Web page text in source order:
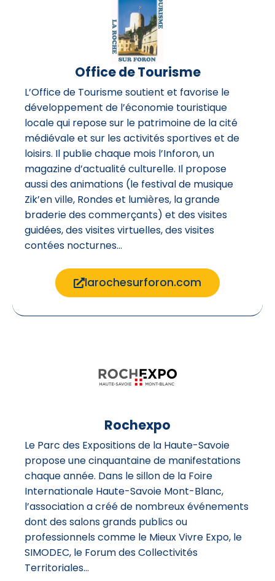
Office de Tourisme
L’Office de Tourisme soutient et favorise le
développement de l’économie touristique
locale qui repose sur le patrimoine de la cité
médiévale et sur les activités sportives et de
loisirs. Il publie chaque mois l’Inforon, un
magazine d’actualité culturelle. Il propose
aussi des animations (le festival de musique
Zik’en ville, Rondes et lumières, la grande
braderie des commerçants) et des visites
guidées, des visites virtuelles, des visites
contées nocturnes…
larochesurforon.com
Rochexpo
Le Parc des Expositions de la Haute-Savoie
propose une cinquantaine de manifestations
chaque année. Dans le sillon de la Foire
Internationale Haute-Savoie Mont-Blanc,
l’association a créé de nombreux événements
dont des salons grands publics ou
professionnels comme le Mieux Vivre Expo, le
SIMODEC, le Forum des Collectivités
Territoriales…